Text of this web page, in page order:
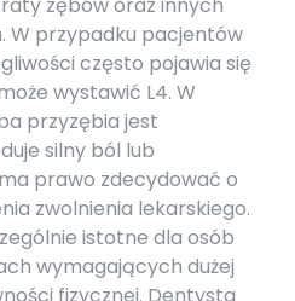
W przypadku pacjentów
często pojawia się
wystawić L4. W
przyzębia jest
silny ból lub
prawo zdecydować o
zwolnienia lekarskiego.
istotne dla osób
wymagających dużej